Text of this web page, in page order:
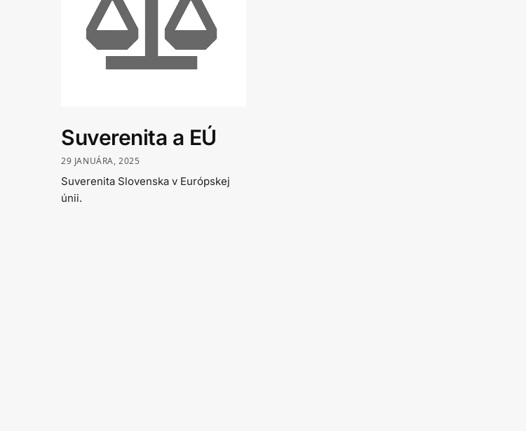
Suverenita a EÚ
29 JANUÁRA, 2025
Suverenita Slovenska v Európskej
únii.